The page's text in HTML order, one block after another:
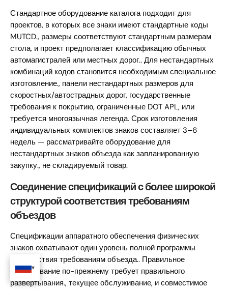
Стандартное оборудование каталога подходит для
проектов, в которых все знаки имеют стандартные коды
MUTCD., размеры соответствуют стандартным размерам
стола, и проект предполагает классификацию обычных
автомагистралей или местных дорог.. Для нестандартных
комбинаций кодов становится необходимым специальное
изготовление., панели нестандартных размеров для
скоростных/автострадных дорог, государственные
требования к покрытию, ограниченные DOT APL, или
требуется многоязычная легенда. Срок изготовления
индивидуальных комплектов знаков составляет 3–6
недель — рассматривайте оборудование для
нестандартных знаков объезда как запланированную
закупку., не складируемый товар.
Соединение спецификаций с более широкой
структурой соответствия требованиям
объездов
Спецификации аппаратного обеспечения физических
знаков охватывают один уровень полной программы
соответствия требованиям объезда.. Правильное
оборудование по-прежнему требует правильного
развертывания., текущее обслуживание, и совместимое